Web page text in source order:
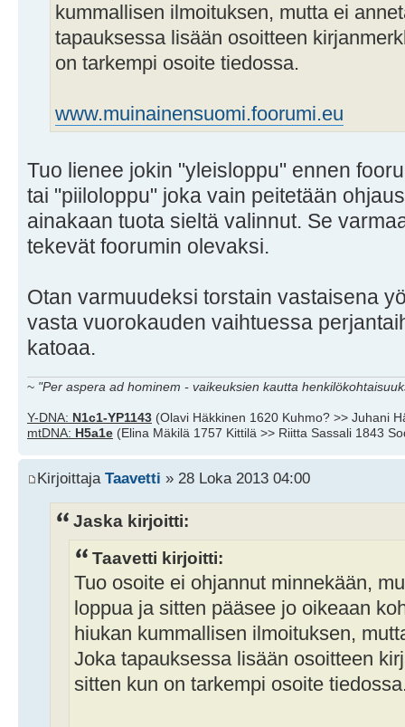
kummallisen ilmoituksen, mutta ei
tapauksessa lisään osoitteen
on tarkempi osoite tiedossa.
www.muinainensuomi.foorumi.eu
Tuo lienee jokin "yleisloppu" ennen
tai "piiloloppu" joka vain peitetään
ainakaan tuota sieltä valinnut. Se
tekevät foorumin olevaksi.
Otan varmuudeksi torstain vastaisena
vasta vuorokauden vaihtuessa
katoaa.
~ "Per aspera ad hominem - vaikeuksien kautta
Y-DNA: N1c1-YP1143 (Olavi Häkkinen 1620 Kuhmo? >> Juhani
mtDNA: H5a1e (Elina Mäkilä 1757 Kittilä >> Riitta Sassali 1843
Kirjoittaja Taavetti » 28 Loka 2013 04:00
Jaska kirjoitti:
Taavetti kirjoitti:
Tuo osoite ei ohjannut minnekään,
loppua ja sitten pääsee jo oikeaan
hiukan kummallisen ilmoituksen,
Joka tapauksessa lisään osoitteen
sitten kun on tarkempi osoite